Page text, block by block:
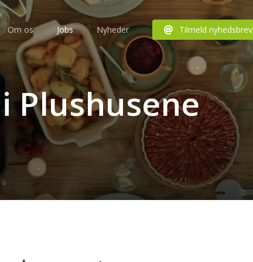
Om os Jobs Nyheder Tilmeld nyhedsbrev
Plushusene